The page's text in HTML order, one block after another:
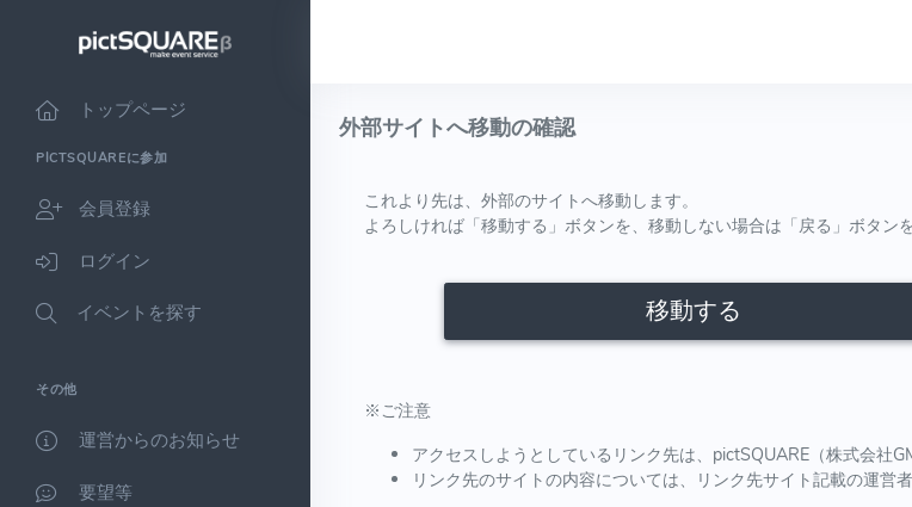
トップページ
PICTSQUAREに参加
会員登録
ログイン
イベントを探す
その他
運営からのお知らせ
要望等
外部サイトへ移動の確認
これより先は、外部のサイトへ移動します。
よろしければ「移動する」ボタンを、移動しない場合は「戻る」ボタン
移動する
※ご注意
アクセスしようとしているリンク先は、pictSQUARE（株式会社
リンク先のサイトの内容については、リンク先サイト記載の運営